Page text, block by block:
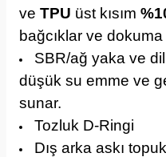
ve TPU üst kısım
bağcıklar ve dokuma
SBR/ağ yaka ve
düşük su emme ve
sunar.
Tozluk D-Ringi
Dış arka askı